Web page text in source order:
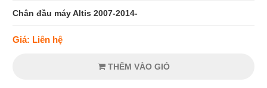
Chân đầu máy Altis 2007-2014-
Giá: Liên hệ
THÊM VÀO GIỎ